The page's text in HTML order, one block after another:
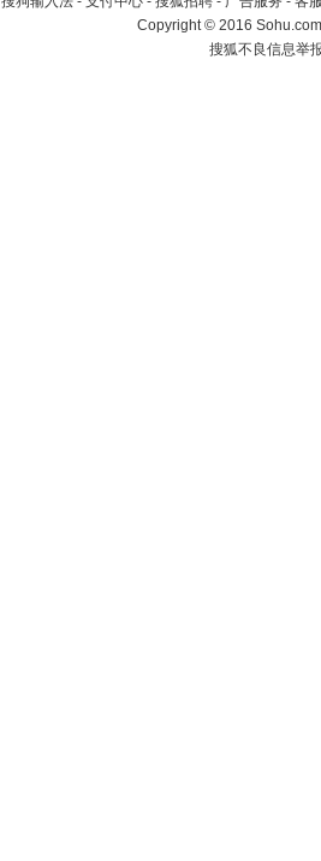
Copyright©2016
搜狐不良信息举